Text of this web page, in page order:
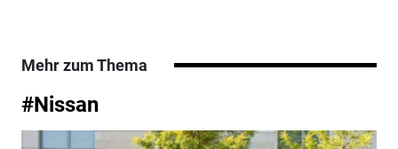
Mehr zum Thema
#Nissan